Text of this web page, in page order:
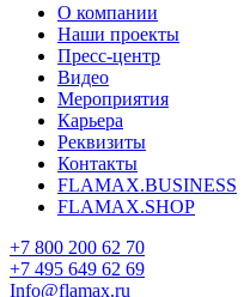
О компании
Наши проекты
Пресс-центр
Видео
Мероприятия
Карьера
Реквизиты
Контакты
FLAMAX.BUSINESS
FLAMAX.SHOP
+7 800 200 62 70
+7 495 649 62 69
Info@flamax.ru